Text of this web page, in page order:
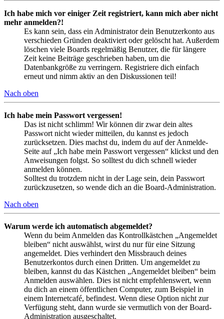
Ich habe mich vor einiger Zeit registriert, kann mich aber nicht
mehr anmelden?!
Es kann sein, dass ein Administrator dein Benutzerkonto aus
verschieden Gründen deaktiviert oder gelöscht hat. Außerdem
löschen viele Boards regelmäßig Benutzer, die für längere
Zeit keine Beiträge geschrieben haben, um die
Datenbankgröße zu verringern. Registriere dich einfach
erneut und nimm aktiv an den Diskussionen teil!
Nach oben
Ich habe mein Passwort vergessen!
Das ist nicht schlimm! Wir können dir zwar dein altes
Passwort nicht wieder mitteilen, du kannst es jedoch
zurücksetzen. Dies machst du, indem du auf der Anmelde-
Seite auf „Ich habe mein Passwort vergessen“ klickst und den
Anweisungen folgst. So solltest du dich schnell wieder
anmelden können.
Solltest du trotzdem nicht in der Lage sein, dein Passwort
zurückzusetzen, so wende dich an die Board-Administration.
Nach oben
Warum werde ich automatisch abgemeldet?
Wenn du beim Anmelden das Kontrollkästchen „Angemeldet
bleiben“ nicht auswählst, wirst du nur für eine Sitzung
angemeldet. Dies verhindert den Missbrauch deines
Benutzerkontos durch einen Dritten. Um angemeldet zu
bleiben, kannst du das Kästchen „Angemeldet bleiben“ beim
Anmelden auswählen. Dies ist nicht empfehlenswert, wenn
du dich an einem öffentlichen Computer, zum Beispiel in
einem Internetcafé, befindest. Wenn diese Option nicht zur
Verfügung steht, dann wurde sie vermutlich von der Board-
Administration ausgeschaltet.